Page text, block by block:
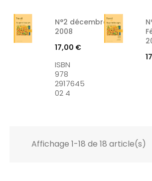
N°2 décembre
2008
Prix
17,00 €
ISBN
978
2917645
02 4
Affichage 1-18 de 18 article(s)